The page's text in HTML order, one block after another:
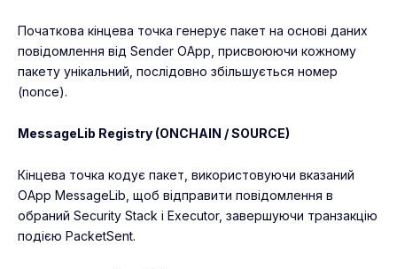
Початкова кінцева точка генерує пакет на основі даних
повідомлення від Sender OApp, присвоюючи кожному
пакету унікальний, послідовно збільшується номер
(nonce).
MessageLib Registry (ONCHAIN / SOURCE)
Кінцева точка кодує пакет, використовуючи вказаний
OApp MessageLib, щоб відправити повідомлення в
обраний Security Stack і Executor, завершуючи транзакцію
подією PacketSent.